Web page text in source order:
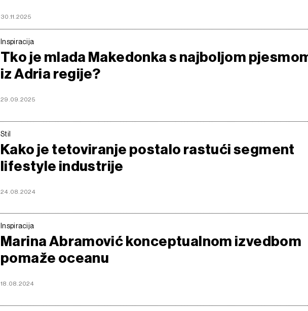
30.11.2025
Inspiracija
Tko je mlada Makedonka s najboljom
iz Adria regije?
29.09.2025
Stil
Kako je tetoviranje postalo rastući segment
lifestyle industrije
24.08.2024
Inspiracija
Marina Abramović konceptualnom izvedbom
pomaže oceanu
18.08.2024